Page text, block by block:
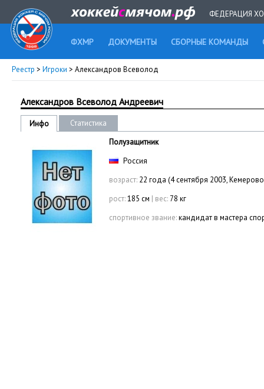
ФЕДЕРАЦИЯ
ФХМР ДОКУМЕНТЫ СБОРНЫЕ КОМАНДЫ
Реестр > Игроки > Александров Всеволод
Александров Всеволод Андреевич
Инфо
Статистика
Полузащитник
Россия
возраст: 22 года (4 сентября 2003,
рост:185 см | вес: 78 кг
спортивное звание:кандидат в мастера